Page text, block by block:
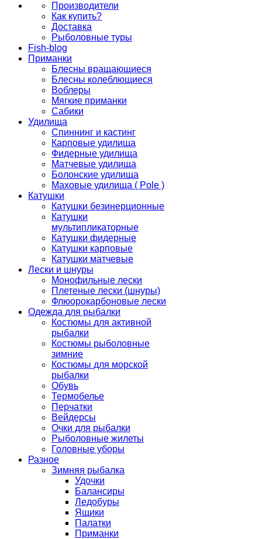
Производители
Как купить?
Доставка
Рыболовные туры
Fish-blog
Приманки
Блесны вращающиеся
Блесны колеблющиеся
Воблеры
Мягкие приманки
Сабики
Удилища
Спиннинг и кастинг
Карповые удилища
Фидерные удилища
Матчевые удилища
Болонские удилища
Маховые удилища ( Pole )
Катушки
Катушки безинерционные
Катушки
мультипликаторные
Катушки фидерные
Катушки карповые
Катушки матчевые
Лески и шнуры
Монофильные лески
Плетеные лески (шнуры)
Флюорокарбоновые лески
Одежда для рыбалки
Костюмы для активной
рыбалки
Костюмы рыболовные
зимние
Костюмы для морской
рыбалки
Обувь
Термобелье
Перчатки
Вейдерсы
Очки для рыбалки
Рыболовные жилеты
Головные уборы
Разное
Зимняя рыбалка
Удочки
Балансиры
Ледобуры
Ящики
Палатки
Приманки